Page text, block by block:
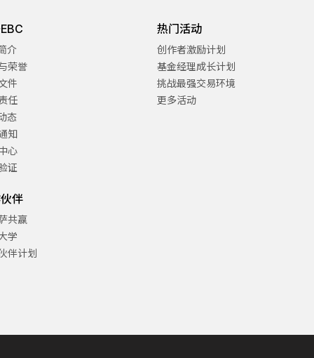
介
荣誉
件
任
态
知
心
证
伴
共赢
学
伴计划
热门活动
创作者激励计划
基金经理成长计划
挑战最强交易环境
更多活动